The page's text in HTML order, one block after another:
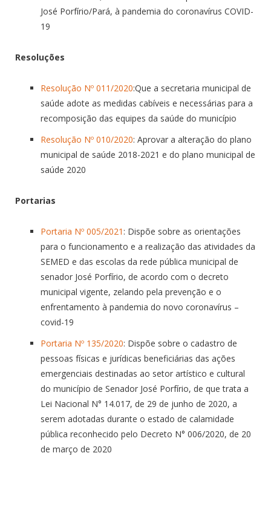
José Porfírio/Pará, à pandemia do coronavírus COVID-
19
Resoluções
Resolução Nº 011/2020:Que a secretaria municipal de
saúde adote as medidas cabíveis e necessárias para a
recomposição das equipes da saúde do município
Resolução Nº 010/2020: Aprovar a alteração do plano
municipal de saúde 2018-2021 e do plano municipal de
saúde 2020
Portarias
Portaria Nº 005/2021 : Dispõe sobre as orientações
para o funcionamento e a realização das atividades da
SEMED e das escolas da rede pública municipal de
senador José Porfírio, de acordo com o decreto
municipal vigente, zelando pela prevenção e o
enfrentamento à pandemia do novo coronavírus –
covid-19
Portaria Nº 135/2020: Dispõe sobre o cadastro de
pessoas físicas e jurídicas beneficiárias das ações
emergenciais destinadas ao setor artístico e cultural
do município de Senador José Porfírio, de que trata a
Lei Nacional N° 14.017, de 29 de junho de 2020, a
serem adotadas durante o estado de calamidade
pública reconhecido pelo Decreto N° 006/2020, de 20
de março de 2020